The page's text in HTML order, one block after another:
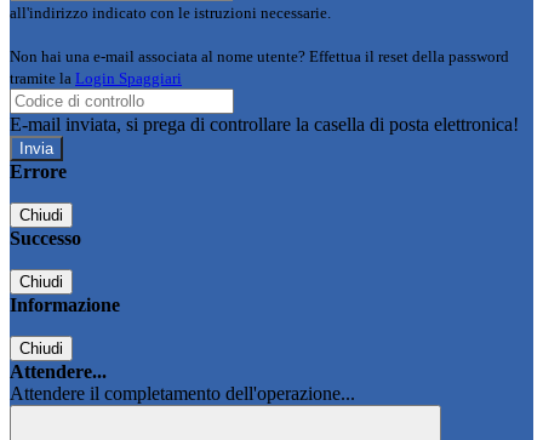
all'indirizzo indicato con le istruzioni necessarie.
Non hai una e-mail associata al nome utente? Effettua il reset della password
tramite la Login Spaggiari
E-mail inviata, si prega di controllare la casella di posta elettronica!
Errore
Chiudi
Successo
Chiudi
Informazione
Chiudi
Attendere...
Attendere il completamento dell'operazione...